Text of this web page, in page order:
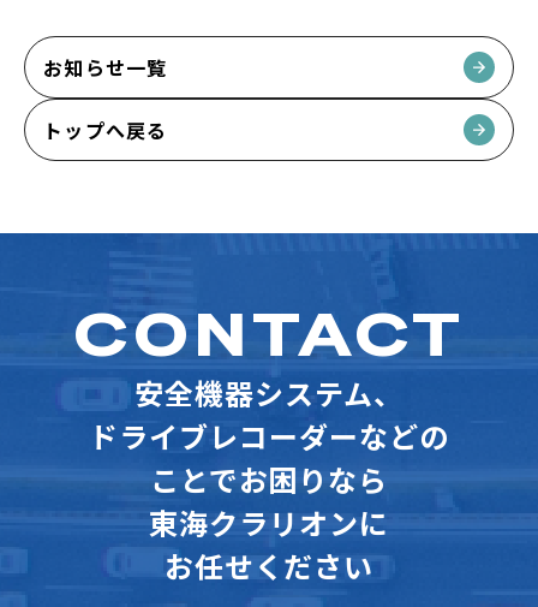
お知らせ一覧
トップへ戻る
CONTACT
安全機器システム、
ドライブレコーダーなどの
ことでお困りなら
東海クラリオンに
お任せください